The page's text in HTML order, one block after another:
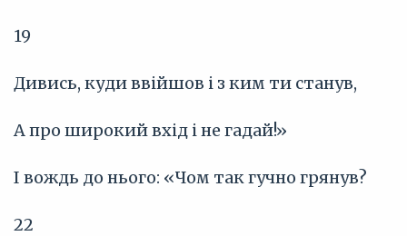
19
Дивись, куди ввійшов і з ким ти станув,
А про широкий вхід і не гадай!»
І вождь до нього: «Чом так гучно грянув?
22